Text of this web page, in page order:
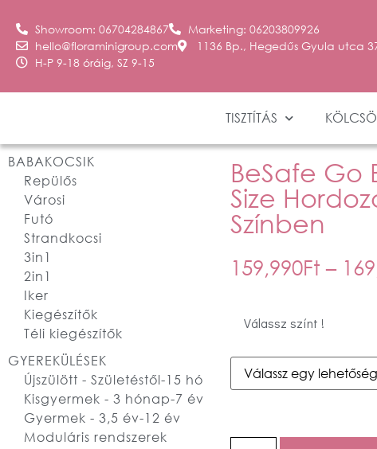
Showroom: 06704284867
Marketing: 06203809926
hello@floraminigroup.com
1136 Bp., Hegedűs Gyula utca
H-P 9-18 óráig, SZ 9-15
TISZTÍTÁS
BABAKOCSIK
Repülős
Városi
Futó
Strandkocsi
3in1
2in1
Iker
Kiegészítők
Téli kiegészítők
GYEREKÜLÉSEK
Újszülött - Születéstől-15 hó
Kisgyermek - 3 hónap-7 év
Gyermek - 3,5 év-12 év
Moduláris rendszerek
BeSafe Go
Size
Színben
159,990Ft –
Válassz színt !